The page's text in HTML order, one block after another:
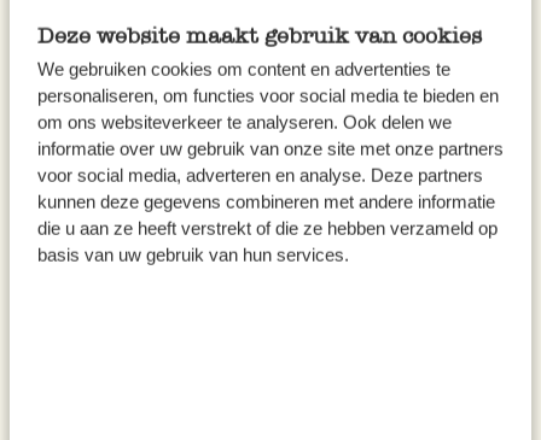
Deze website maakt gebruik van cookies
We gebruiken cookies om content en advertenties te
personaliseren, om functies voor social media te bieden en
om ons websiteverkeer te analyseren. Ook delen we
informatie over uw gebruik van onze site met onze partners
voor social media, adverteren en analyse. Deze partners
kunnen deze gegevens combineren met andere informatie
die u aan ze heeft verstrekt of die ze hebben verzameld op
basis van uw gebruik van hun services.